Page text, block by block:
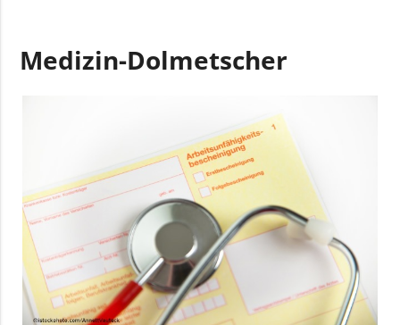
Medizin-Dolmetscher